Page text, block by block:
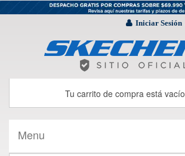
Iniciar Sesión
Tu carrito de compra está vacío
Menu